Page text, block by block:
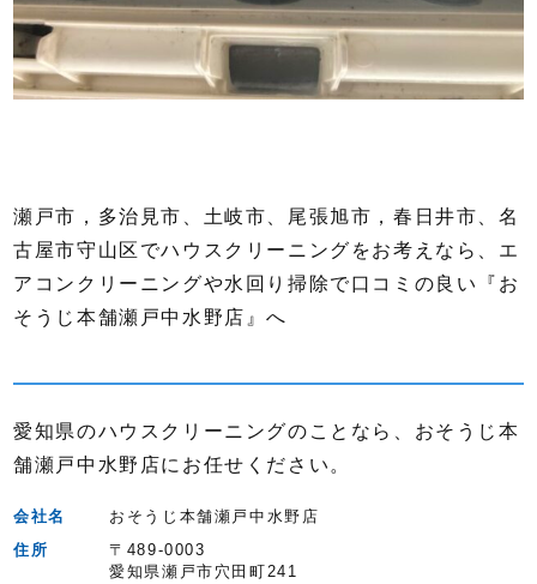
瀬戸市，多治見市、土岐市、尾張旭市，春日井市、名
古屋市守山区でハウスクリーニングをお考えなら、エ
アコンクリーニングや水回り掃除で口コミの良い『お
そうじ本舗瀬戸中水野店』へ
愛知県のハウスクリーニングのことなら、おそうじ本
舗瀬戸中水野店にお任せください。
会社名
おそうじ本舗瀬戸中水野店
住所
〒489-0003
愛知県瀬戸市穴田町241